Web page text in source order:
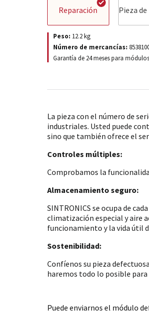
Reparación Pieza
Peso: 12.2kg
Número de mercancías:
Garantía de 24 meses para
La pieza con el número de
industriales. Usted puede
sino que también ofrece el
Controles múltiples:
Comprobamos la
Almacenamiento seguro:
SINTRONICS se ocupa de
climatización especial y aire
funcionamiento y la vida útil
Sostenibilidad:
Confíenos su pieza
haremos todo lo posible
Puede enviarnos el módulo